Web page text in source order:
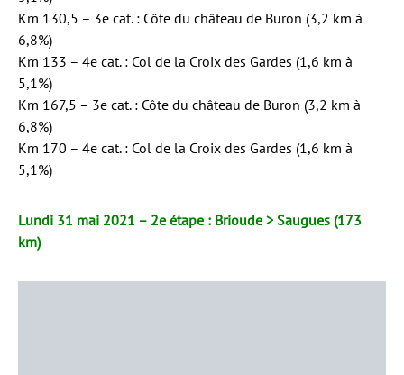
Km 130,5 – 3e cat. : Côte du château de Buron (3,2 km à
6,8%)
Km 133 – 4e cat. : Col de la Croix des Gardes (1,6 km à
5,1%)
Km 167,5 – 3e cat. : Côte du château de Buron (3,2 km à
6,8%)
Km 170 – 4e cat. : Col de la Croix des Gardes (1,6 km à
5,1%)
Lundi 31 mai 2021 – 2e étape : Brioude > Saugues (173
km)